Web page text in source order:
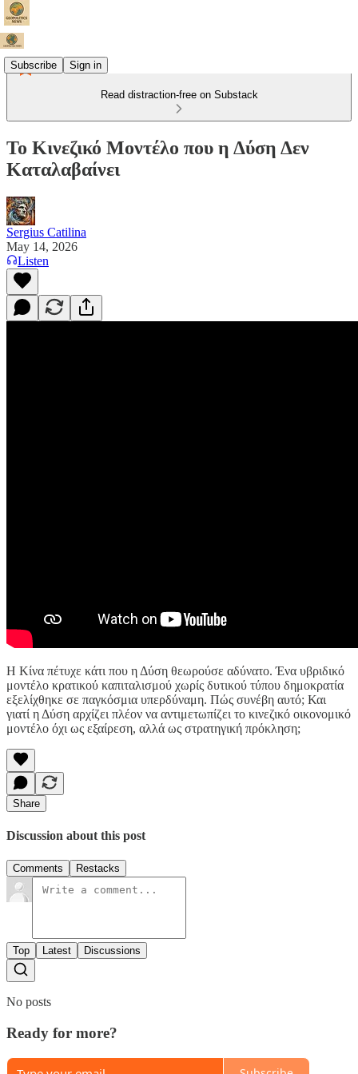
Subscribe Sign in
Read distraction-free on Substack
Το Κινεζικό Μοντέλο που η Δύση Δεν
Καταλαβαίνει
Sergius Catilina
May 14, 2026
Listen
Η Κίνα πέτυχε κάτι που η Δύση θεωρούσε αδύνατο. Ένα υβριδικό
μοντέλο κρατικού καπιταλισμού χωρίς δυτικού τύπου δημοκρατία
εξελίχθηκε σε παγκόσμια υπερδύναμη. Πώς συνέβη αυτό; Και
γιατί η Δύση αρχίζει πλέον να αντιμετωπίζει το κινεζικό οικονομικό
μοντέλο όχι ως εξαίρεση, αλλά ως στρατηγική πρόκληση;
Share
Discussion about this post
Comments Restacks
Top Latest Discussions
No posts
Ready for more?